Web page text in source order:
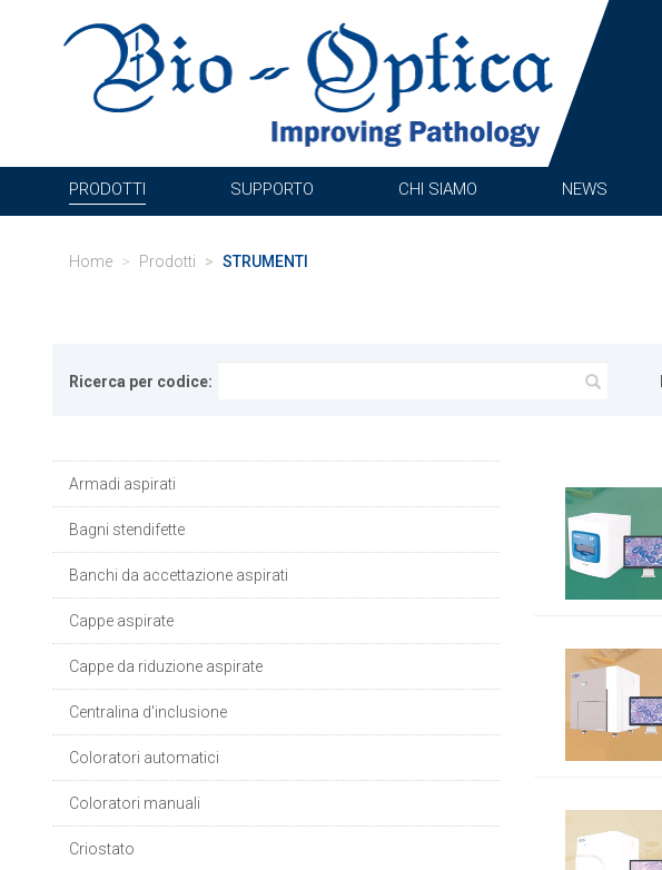
PRODOTTI SUPPORTO CHI SIAMO NEWS
Home Prodotti STRUMENTI
Ricerca per codice:
Armadi aspirati
Bagni stendifette
Banchi da accettazione aspirati
Cappe aspirate
Cappe da riduzione aspirate
Centralina d'inclusione
Coloratori automatici
Coloratori manuali
Criostato